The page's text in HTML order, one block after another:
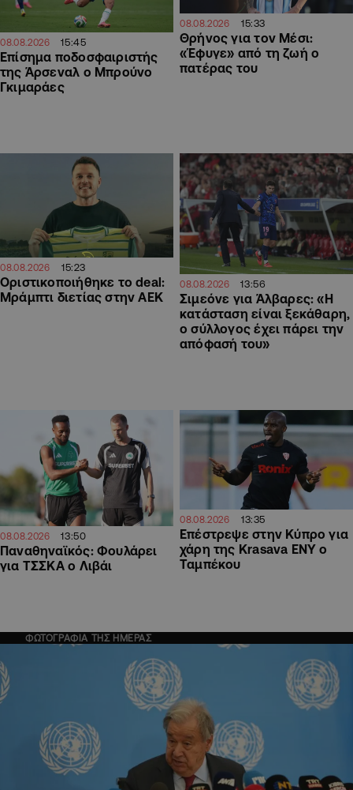
08.08.2026 15:45
Επίσημα ποδοσφαιριστής
της Άρσεναλ ο Μπρούνο
Γκιμαράες
08.08.2026 15:33
Θρήνος για τον Μέσι:
«Έφυγε» από τη ζωή ο
πατέρας του
08.08.2026 15:23
Οριστικοποιήθηκε το deal:
Μράμπτι διετίας στην ΑΕΚ
08.08.2026 13:56
Σιμεόνε για Άλβαρες: «Η
κατάσταση είναι ξεκάθαρη,
ο σύλλογος έχει πάρει την
απόφασή του»
08.08.2026 13:50
Παναθηναϊκός: Φουλάρει
για ΤΣΣΚΑ ο Λιβάι
08.08.2026 13:35
Επέστρεψε στην Κύπρο για
χάρη της Krasava ΕΝΥ ο
Ταμπέκου
ΦΩΤΟΓΡΑΦΙΑ ΤΗΣ ΗΜΕΡΑΣ